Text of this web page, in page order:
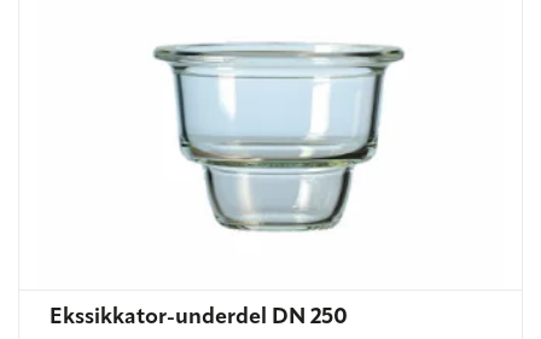
Ekssikkator-underdel DN 250